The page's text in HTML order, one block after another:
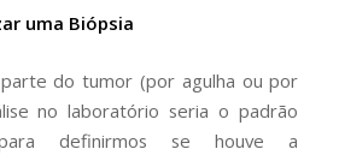
uma Biópsia
do tumor (por agulha ou por
no laboratório seria o padrão
definirmos se houve a